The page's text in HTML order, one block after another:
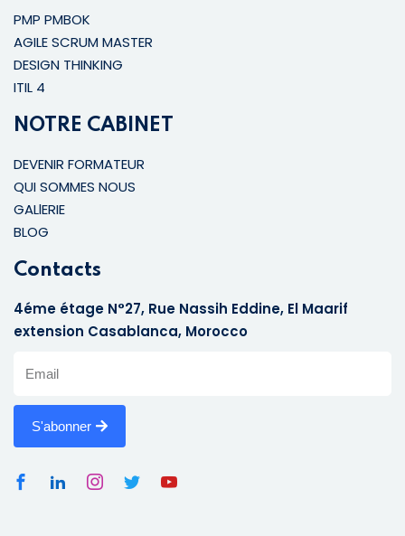
PMP PMBOK
AGILE SCRUM MASTER
DESIGN THINKING
ITIL 4
NOTRE CABINET
DEVENIR FORMATEUR
QUI SOMMES NOUS
GALlERIE
BLOG
Contacts
4éme étage N°27, Rue Nassih Eddine, El Maarif
extension Casablanca, Morocco
S'abonner